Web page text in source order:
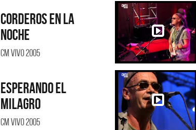
Corderos en la
noche
CM Vivo 2005
Esperando el
milagro
CM Vivo 2005